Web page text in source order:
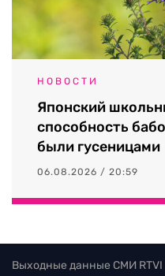
НОВОСТИ
Японский
способность
были гусеницами
06.08.2026 / 20:59
Выходные данные СМИ RTVI